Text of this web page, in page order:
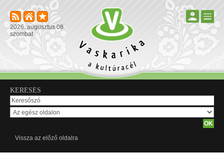
2026. augusztus 08.
szombat
KERESÉS
Vissza az előző oldalra